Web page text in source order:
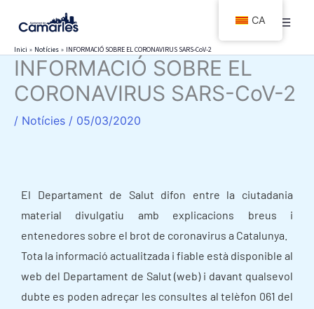
contingut
Inici Notícies INFORMACIÓ SOBRE EL CORONAVIRUS SARS-CoV-2
INFORMACIÓ SOBRE EL
CORONAVIRUS SARS-CoV-2
/ Notícies / 05/03/2020
El Departament de Salut difon entre la ciutadania
material divulgatiu amb explicacions breus i
entenedores sobre el brot de coronavirus a Catalunya.
Tota la informació actualitzada i fiable està disponible al
web del Departament de Salut(web)i davant qualsevol
dubte es poden adreçar les consultes al telèfon 061 del
CA